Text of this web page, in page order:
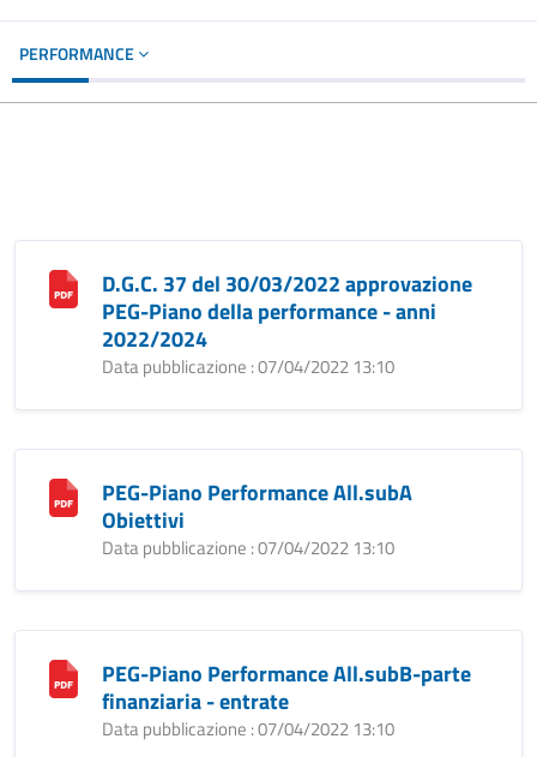
PERFORMANCE
D.G.C. 37 del 30/03/2022 approvazione
PEG-Piano della performance - anni
2022/2024
Data pubblicazione : 07/04/2022 13:10
PEG-Piano Performance All.subA
Obiettivi
Data pubblicazione : 07/04/2022 13:10
PEG-Piano Performance All.subB-parte
finanziaria - entrate
Data pubblicazione : 07/04/2022 13:10